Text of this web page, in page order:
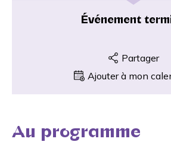
Événement
Partager
Ajouter à mon
Au programme